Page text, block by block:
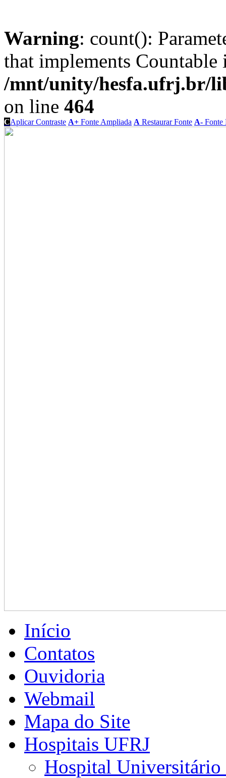
Warning: count():
that implements Countable
/mnt/unity/hesfa.ufrj.br/
on line 464
CAplicar Contraste A+ Fonte Ampliada A Restaurar Fonte A- Fonte
Início
Contatos
Ouvidoria
Webmail
Mapa do Site
Hospitais UFRJ
Hospital